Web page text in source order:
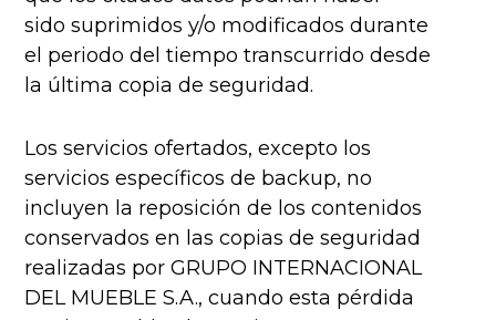
sido suprimidos y/o modificados durante
el periodo del tiempo transcurrido desde
la última copia de seguridad.
Los servicios ofertados, excepto los
servicios específicos de backup, no
incluyen la reposición de los contenidos
conservados en las copias de seguridad
realizadas por GRUPO INTERNACIONAL
DEL MUEBLE S.A., cuando esta pérdida